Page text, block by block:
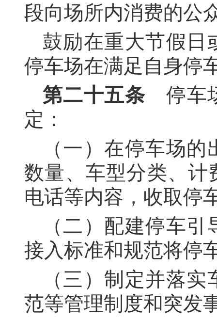
段向场所内消费的公
鼓励在重大节假日
停车场在满足自身停
第二十五条 停车
定：
（一）在停车场
数量、车型分类、计
电话等内容，收取停
（二）配建停车
接入标准和规范将停
（三）制定并落
范等管理制度和突发